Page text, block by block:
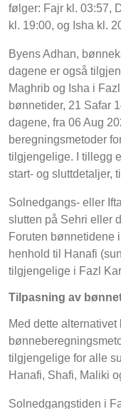
følger: Fajr kl. 03:57,
kl. 19:00, og Isha kl.
Byens Adhan,
dagene er også
Maghrib og Isha i
bønnetider, 21 Safar
dagene, fra 06 Aug
beregningsmetoder
tilgjengelige. I tillegg
start- og sluttdetaljer,
Solnedgangs- eller
slutten på Sehri eller
Foruten bønnetidene
henhold til Hanafi
tilgjengelige i Fazl
Tilpasning av
Med dette
tilgjengelige for alle
Hanafi, Shafi, Maliki
Solnedgangstiden i